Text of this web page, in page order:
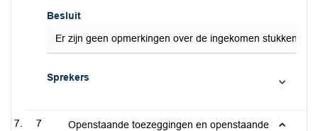
Besluit
Er zijn geen opmerkingen over de ingekomen stukken en
Sprekers
7
Openstaande toezeggingen en openstaande